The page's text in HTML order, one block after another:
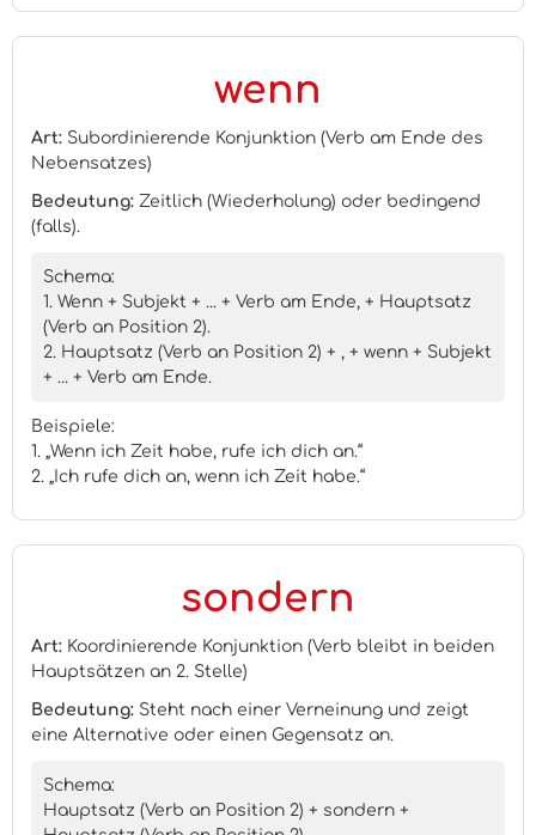
wenn
Art: Subordinierende Konjunktion (Verb am Ende des
Nebensatzes)
Bedeutung: Zeitlich (Wiederholung) oder bedingend
(falls).
Schema:
1. Wenn + Subjekt + ... + Verb am Ende, + Hauptsatz
(Verb an Position 2).
2. Hauptsatz (Verb an Position 2) + , + wenn + Subjekt
+ ... + Verb am Ende.
Beispiele:
1. „Wenn ich Zeit habe, rufe ich dich an.“
2. „Ich rufe dich an, wenn ich Zeit habe.“
sondern
Art: Koordinierende Konjunktion (Verb bleibt in beiden
Hauptsätzen an 2. Stelle)
Bedeutung: Steht nach einer Verneinung und zeigt
eine Alternative oder einen Gegensatz an.
Schema:
Hauptsatz (Verb an Position 2) + sondern +